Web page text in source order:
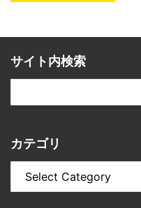
サイト内検索
カテゴリ